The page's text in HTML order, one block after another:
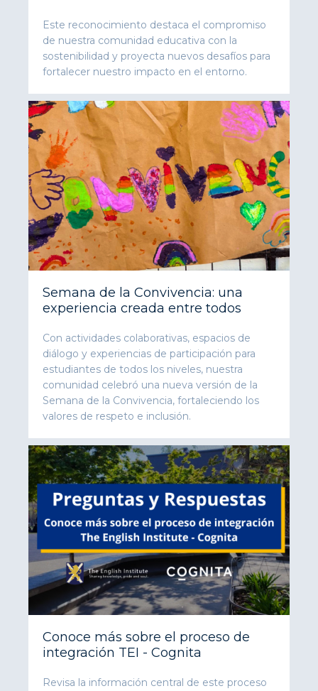
Este reconocimiento destaca el compromiso
de nuestra comunidad educativa con la
sostenibilidad y proyecta nuevos desafíos para
fortalecer nuestro impacto en el entorno.
Semana de la Convivencia: una
experiencia creada entre todos
Con actividades colaborativas, espacios de
diálogo y experiencias de participación para
estudiantes de todos los niveles, nuestra
comunidad celebró una nueva versión de la
Semana de la Convivencia, fortaleciendo los
valores de respeto e inclusión.
Conoce más sobre el proceso de
integración TEI - Cognita
Revisa la información central de este proceso